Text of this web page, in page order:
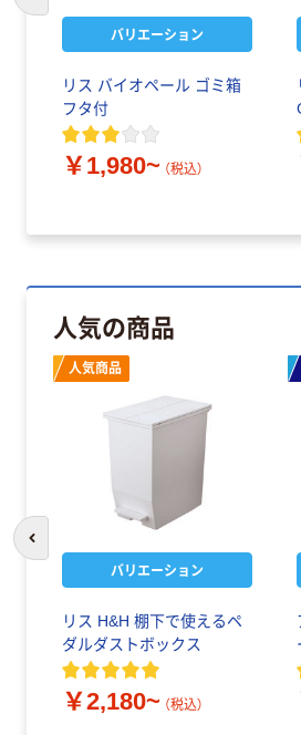
バリエーション
リス バイオペール ゴミ箱
フタ付
￥1,980~ （税込）
人気の商品
人気商品
バリエーション
リス H&H 棚下で使えるペ
ダルダストボックス
￥2,180~ （税込）
前のスライドへ